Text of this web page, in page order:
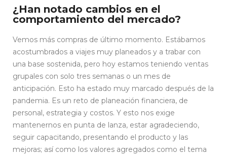
¿Han notado cambios en el
comportamiento del mercado?
Vemos más compras de último momento. Estábamos
acostumbrados a viajes muy planeados y a trabar con
una base sostenida, pero hoy estamos teniendo ventas
grupales con solo tres semanas o un mes de
anticipación. Esto ha estado muy marcado después de la
pandemia. Es un reto de planeación financiera, de
personal, estrategia y costos. Y esto nos exige
mantenernos en punta de lanza, estar agradeciendo,
seguir capacitando, presentando el producto y las
mejoras; así como los valores agregados como el tema